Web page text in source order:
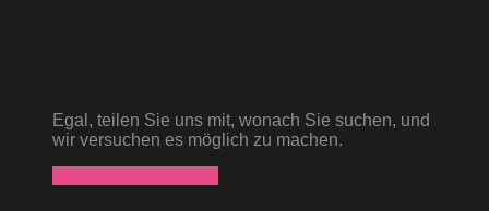
Egal, teilen Sie uns mit, wonach Sie suchen, und
wir versuchen es möglich zu machen.